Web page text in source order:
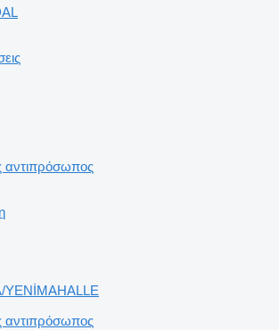
αντιπρόσωπος
YENİMAHALLE
αντιπρόσωπος